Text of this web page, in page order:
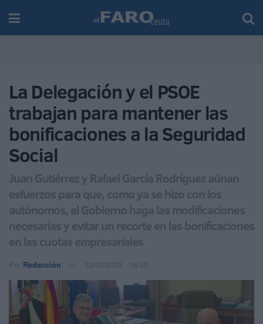
La Delegación y el PSOE
trabajan para mantener las
bonificaciones a la Seguridad
Social
Juan Gutiérrez y Rafael García Rodríguez aúnan
esfuerzos para que, como ya se hizo con los
autónomos, el Gobierno haga las modificaciones
necesarias y evitar un recorte en las bonificaciones
en las cuotas empresariales
Por Redacción 13/02/2023 - 06:55